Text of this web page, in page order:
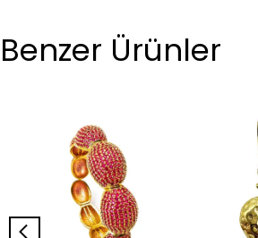
Benzer Ürünler